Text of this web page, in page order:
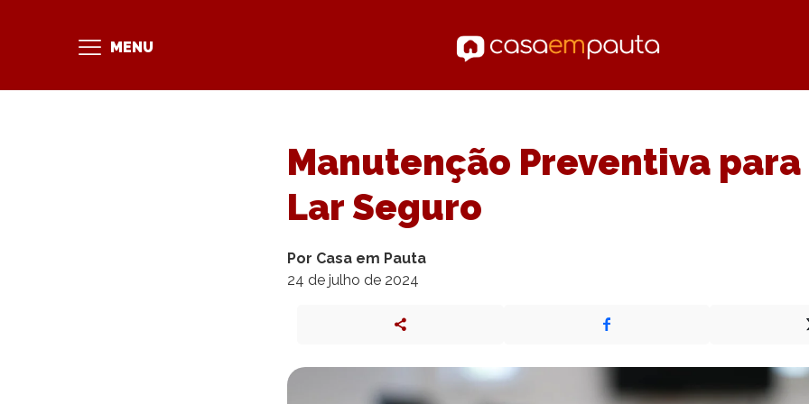
MENU
Manutenção Preventiva
Lar Seguro
Por Casa em Pauta
24 de julho de 2024